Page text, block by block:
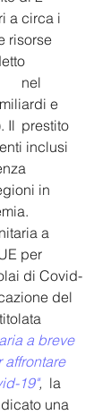
a circa i
e
inclusi
in
a
per
di Covid-
del
a breve
affrontare
19", la
una